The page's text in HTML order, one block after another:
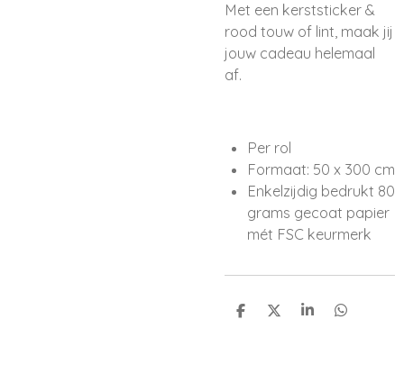
Met een kerststicker &
rood touw of lint, maak jij
jouw cadeau helemaal
af.
Per rol
Formaat: 50 x 300 cm
Enkelzijdig bedrukt 80
grams gecoat papier
mét FSC keurmerk
D
D
S
D